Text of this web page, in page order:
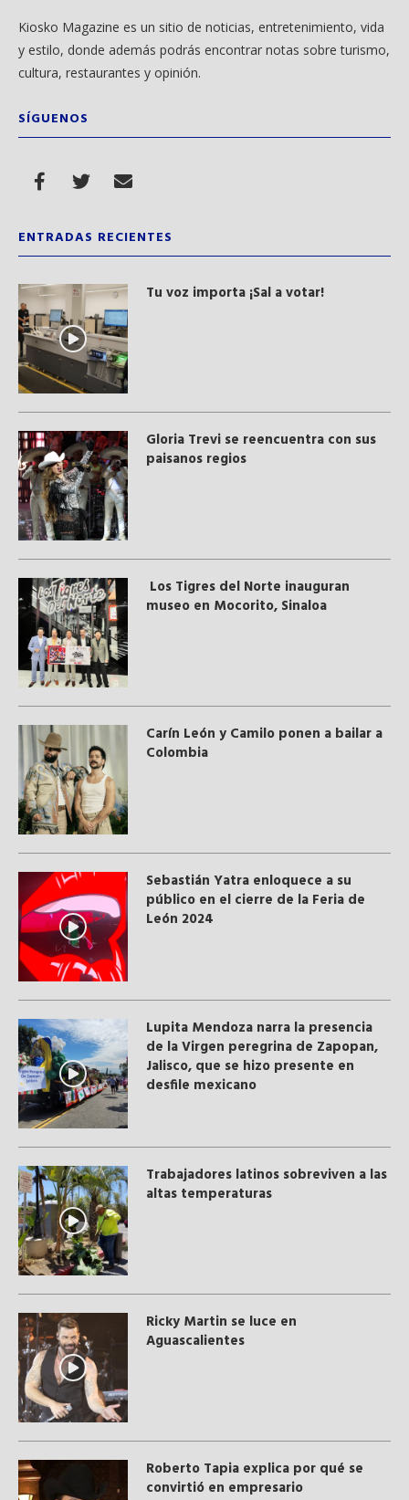
Kiosko Magazine es un sitio de noticias, entretenimiento, vida
y estilo, donde además podrás encontrar notas sobre turismo,
cultura, restaurantes y opinión.
SÍGUENOS
ENTRADAS RECIENTES
Tu voz importa ¡Sal a votar!
Gloria Trevi se reencuentra con sus
paisanos regios
Los Tigres del Norte inauguran
museo en Mocorito, Sinaloa
Carín León y Camilo ponen a bailar a
Colombia
Sebastián Yatra enloquece a su
público en el cierre de la Feria de
León 2024
Lupita Mendoza narra la presencia
de la Virgen peregrina de Zapopan,
Jalisco, que se hizo presente en
desfile mexicano
Trabajadores latinos sobreviven a las
altas temperaturas
Ricky Martin se luce en
Aguascalientes
Roberto Tapia explica por qué se
convirtió en empresario